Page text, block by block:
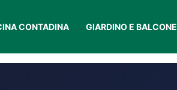
CONTADINA GIARDINO E BALCONE